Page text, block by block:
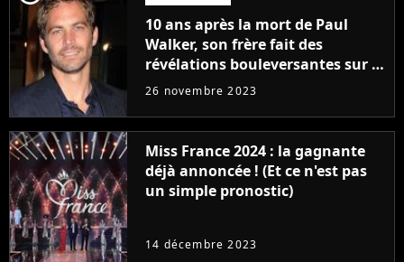
10 ans après la mort de Paul
Walker, son frère fait des
révélations bouleversantes sur la
réaction des acteurs de Fast and
26 novembre 2023
Miss France 2024 : la gagnante
déjà annoncée ! (Et ce n'est pas
un simple pronostic)
14 décembre 2023